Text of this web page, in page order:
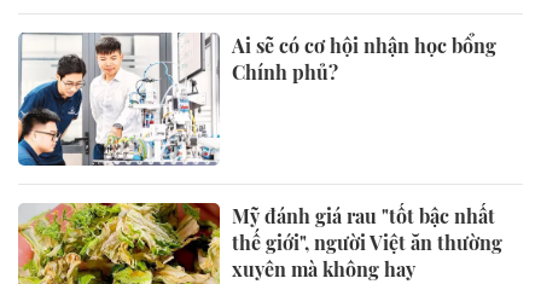
Ai sẽ có cơ hội nhận học bổng
Chính phủ?
Mỹ đánh giá rau "tốt bậc nhất
thế giới", người Việt ăn thường
xuyên mà không hay